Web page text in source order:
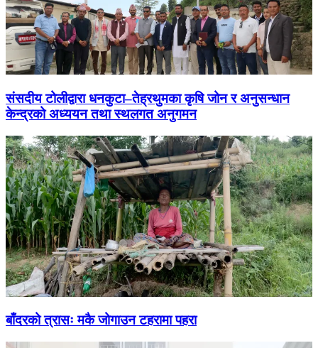
संसदीय टोलीद्वारा धनकुटा–तेह्रथुमका कृषि जोन र अनुसन्धान
केन्द्रको अध्ययन तथा स्थलगत अनुगमन
बाँदरको त्रासः मकै जोगाउन टहरामा पहरा